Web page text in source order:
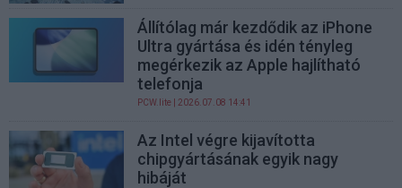
Állítólag már kezdődik az iPhone
Ultra gyártása és idén tényleg
megérkezik az Apple hajlítható
telefonja
PCW.lite | 2026.07.08 14:41
Az Intel végre kijavította
chipgyártásának egyik nagy
hibáját